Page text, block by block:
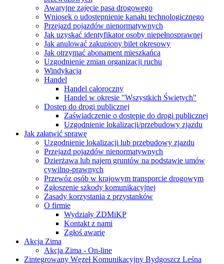
Awaryjne zajęcie pasa drogowego
Wniosek o udostępnienie kanału technologicznego
Przejazd pojazdów nienormatywnych
Jak uzyskać identyfikator osoby niepełnosprawnej
Jak anulować zakupiony bilet okresowy
Jak otrzymać abonament mieszkańca
Uzgodnienie zmian organizacji ruchu
Windykacja
Handel
Handel całoroczny
Handel w okresie "Wszystkich Świętych"
Dostęp do drogi publicznej
Zaświadczenie o dostępie do drogi publicznej
Uzgodnienie lokalizacji/przebudowy zjazdu
Jak załatwić sprawę
Uzgodnienie lokalizacji lub przebudowy zjazdu
Przejazd pojazdów nienormatywnych
Dzierżawa lub najem gruntów na podstawie umów
cywilno-prawnych
Przewóz osób w krajowym transporcie drogowym
Zgłoszenie szkody komunikacyjnej
Zasady korzystania z przystanków
O firmie
Wydziały ZDMiKP
Kontakt z nami
Zgłoś awarię
Akcja Zima
Akcja Zima - On-line
Zintegrowany Węzeł Komunikacyjny Bydgoszcz Leśna